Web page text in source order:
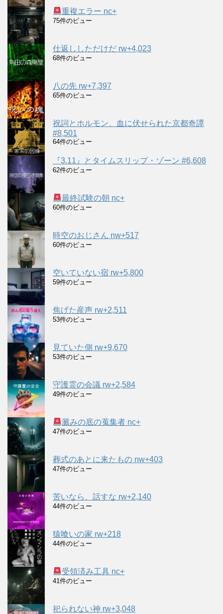
重複エラー nc+
75件のビュー
仕返ししただけだ rw+4,023
68件のビュー
八の先 rw+7,397
65件のビュー
祝詞とホルモン、血に伏せられた京都奇譚
#8,501
64件のビュー
『3.11』とタイムスリップ・ゾーン #6,608
62件のビュー
最終試験の朝 nc+
60件のビュー
時空のおじさん nw+517
60件のビュー
空いていない宿 rw+5,800
59件のビュー
焦げた産声 rw+2,511
53件のビュー
見ていた側 rw+9,670
53件のビュー
守護霊の会議 rw+2,584
49件のビュー
澱みの底の蒐集者 nc+
47件のビュー
葬式のあとに来たもの nw+403
47件のビュー
苦いなら、話すな rw+2,140
44件のビュー
猿喰いの家 rw+218
44件のビュー
受領済み工具 nc+
41件のビュー
祀られない神 rw+3,048